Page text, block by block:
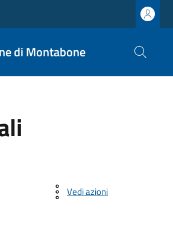
di Montabone
Vedi azioni